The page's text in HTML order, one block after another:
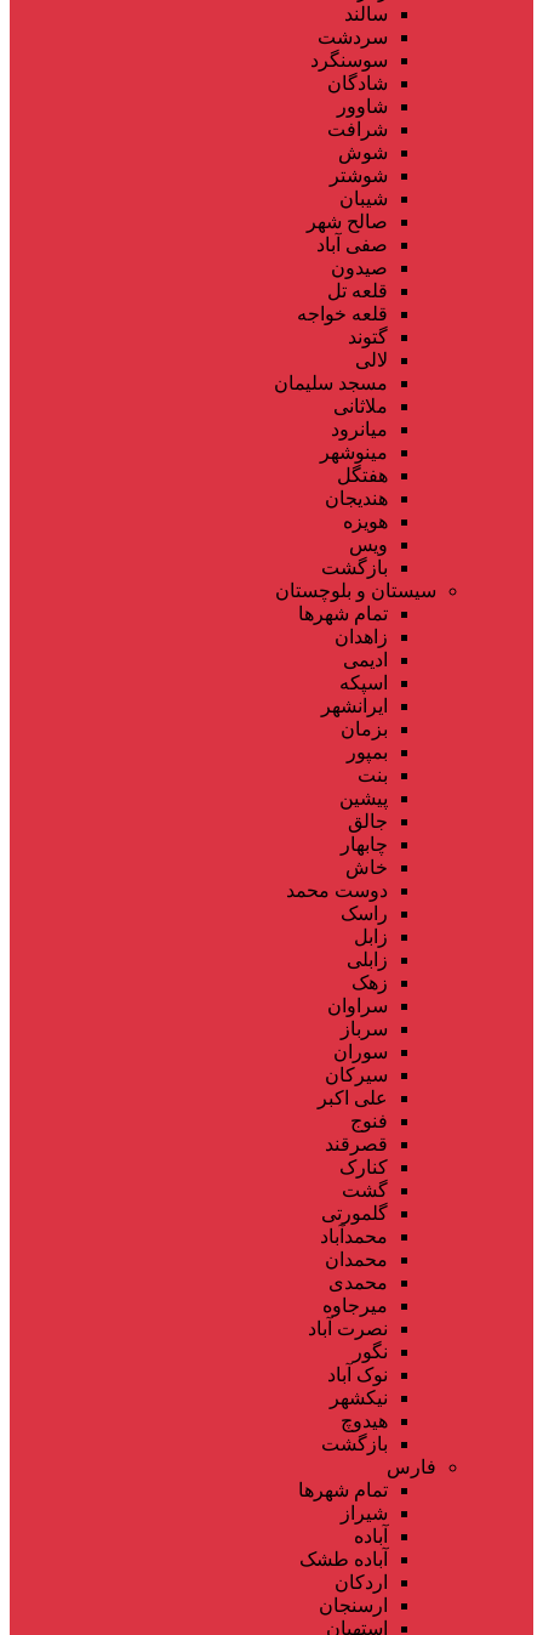
سالند
سردشت
سوسنگرد
شادگان
شاوور
شرافت
شوش
شوشتر
شیبان
صالح شهر
صفی آباد
صیدون
قلعه تل
قلعه خواجه
گتوند
لالی
مسجد سلیمان
ملاثانی
میانرود
مینوشهر
هفتگل
هندیجان
هویزه
ویس
بازگشت
سیستان و بلوچستان
تمام شهر‌ها
زاهدان
ادیمی
اسپکه
ایرانشهر
بزمان
بمپور
بنت
پیشین
جالق
چابهار
خاش
دوست محمد
راسک
زابل
زابلی
زهک
سراوان
سرباز
سوران
سیرکان
علی اکبر
فنوج
قصرقند
کنارک
گشت
گلمورتی
محمدآباد
محمدان
محمدی
میرجاوه
نصرت آباد
نگور
نوک آباد
نیکشهر
هیدوچ
بازگشت
فارس
تمام شهر‌ها
شیراز
آباده
آباده طشک
اردکان
ارسنجان
استهبان